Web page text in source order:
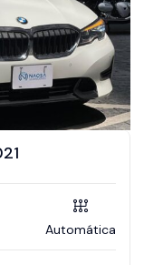
Automática